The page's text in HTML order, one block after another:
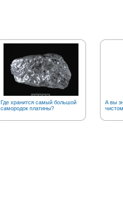
Где хранится самый большой
самородок платины?
А вы